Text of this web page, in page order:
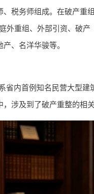
税务师组成。在破产重
重组、外部引资、破
、名洋华骏等。
省内首例知名民营大型
涉及到了破产重整的相关